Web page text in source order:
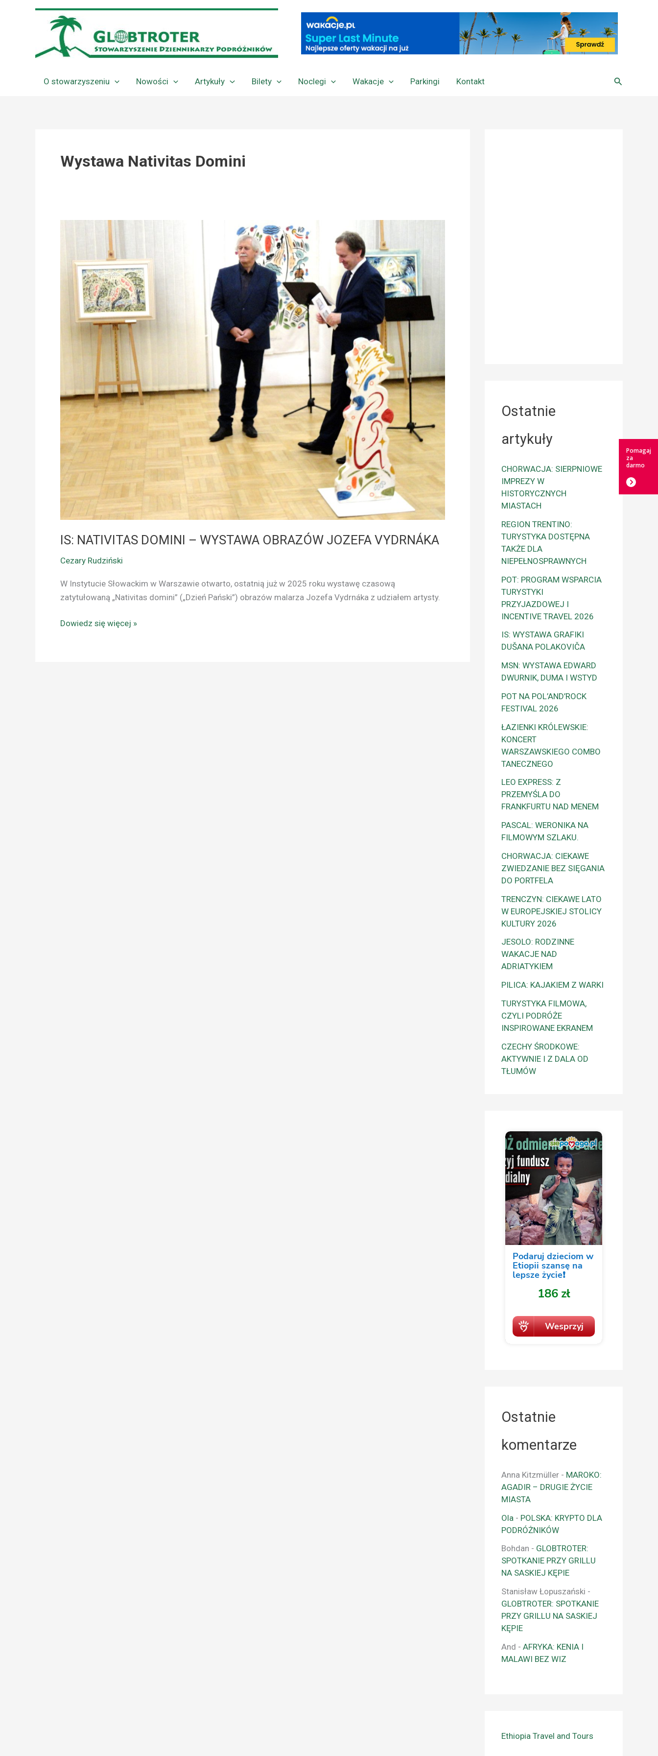
O stowarzyszeniu Nowości Artykuły Bilety Noclegi Wakacje Parkingi Kontakt Szukaj
Wystawa Nativitas Domini
IS: NATIVITAS DOMINI – WYSTAWA OBRAZÓW JOZEFA VYDRNÁKA
Cezary Rudziński
W Instytucie Słowackim w Warszawie otwarto, ostatnią już w 2025 roku wystawę czasową
zatytułowaną „Nativitas domini” („Dzień Pański”) obrazów malarza Jozefa Vydrnáka z udziałem artysty.
WYSTAWA
OBRAZÓW
JOZEFA
VYDRNÁKA
Dowiedz się więcej »
Ostatnie
artykuły
CHORWACJA: SIERPNIOWE
IMPREZY W
HISTORYCZNYCH
MIASTACH
REGION TRENTINO:
TURYSTYKA DOSTĘPNA
TAKŻE DLA
NIEPEŁNOSPRAWNYCH
POT: PROGRAM WSPARCIA
TURYSTYKI
PRZYJAZDOWEJ I
INCENTIVE TRAVEL 2026
IS: WYSTAWA GRAFIKI
DUŠANA POLAKOVIČA
MSN: WYSTAWA EDWARD
DWURNIK, DUMA I WSTYD
POT NA POL’AND’ROCK
FESTIVAL 2026
ŁAZIENKI KRÓLEWSKIE:
KONCERT
WARSZAWSKIEGO COMBO
TANECZNEGO
LEO EXPRESS: Z
PRZEMYŚLA DO
FRANKFURTU NAD MENEM
PASCAL: WERONIKA NA
FILMOWYM SZLAKU.
CHORWACJA: CIEKAWE
ZWIEDZANIE BEZ SIĘGANIA
DO PORTFELA
TRENCZYN: CIEKAWE LATO
W EUROPEJSKIEJ STOLICY
KULTURY 2026
JESOLO: RODZINNE
WAKACJE NAD
ADRIATYKIEM
PILICA: KAJAKIEM Z WARKI
TURYSTYKA FILMOWA,
CZYLI PODRÓŻE
INSPIROWANE EKRANEM
CZECHY ŚRODKOWE:
AKTYWNIE I Z DALA OD
TŁUMÓW
Ostatnie
komentarze
Anna Kitzmüller - MAROKO:
AGADIR – DRUGIE ŻYCIE
MIASTA
Ola - POLSKA: KRYPTO DLA
PODRÓŻNIKÓW
Bohdan - GLOBTROTER:
SPOTKANIE PRZY GRILLU
NA SASKIEJ KĘPIE
Stanisław Łopuszański -
GLOBTROTER: SPOTKANIE
PRZY GRILLU NA SASKIEJ
KĘPIE
And - AFRYKA: KENIA I
MALAWI BEZ WIZ
Ethiopia Travel and Tours
Pomagaj
za
darmo